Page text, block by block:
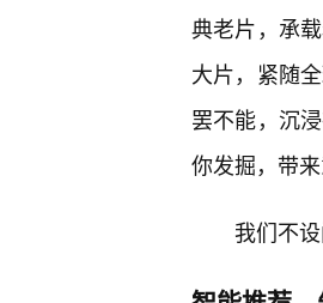
典老片，承
大片，紧随
罢不能，沉
你发掘，带
我们不